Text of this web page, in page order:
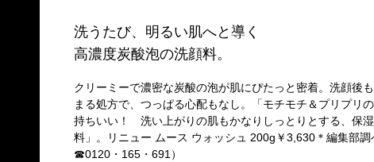
洗うたび、明るい肌へと導く
高濃度炭酸泡の洗顔料。
クリーミーで濃密な炭酸の泡が肌にぴたっと密着。洗顔後
まる処方で、つっぱる心配もなし。「モチモチ＆プリプリ
持ちいい！ 洗い上がりの肌もかなりしっとりとする、保
料」。リニュー ムース ウォッシュ 200g￥3,630＊編集部
☎0120・165・691）